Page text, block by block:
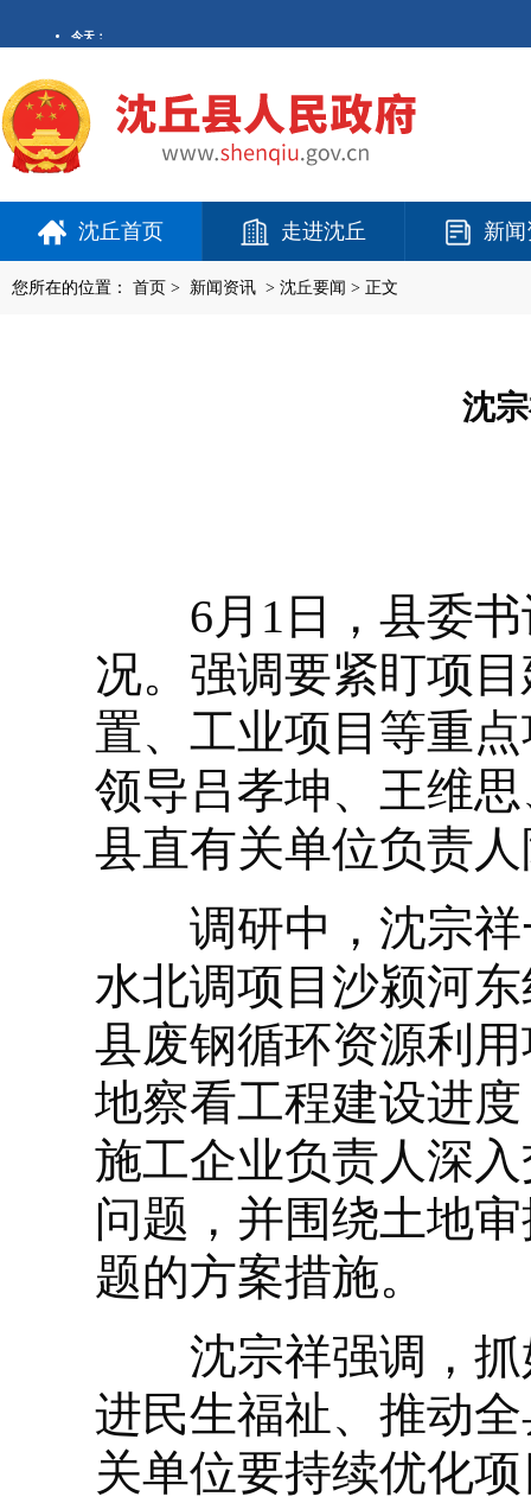
沈丘首页 走进沈丘 新
您所在的位置： 首页 > 新闻资讯 > 沈丘要闻 > 正文
沈
6月1日，县委书
况。强调要紧盯项
置、工业项目等重
领导吕孝坤、王维
县直有关单位负责
调研中，沈宗祥
水北调项目沙颍河
县废钢循环资源利
地察看工程建设进
施工企业负责人深
问题，并围绕土地
题的方案措施。
沈宗祥强调，抓
进民生福祉、推动
关单位要持续优化